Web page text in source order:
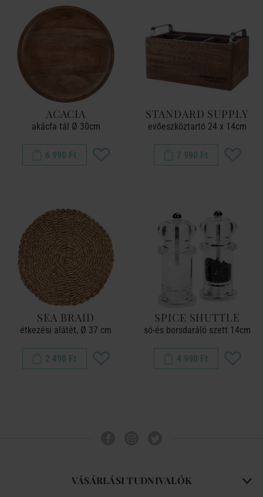
ACACIA
akácfa tál Ø 30cm
6 990 Ft
STANDARD SUPPLY
evőeszköztartó 24 x 14cm
7 990 Ft
SEA BRAID
étkezési alátét, Ø 37 cm
2 490 Ft
SPICE SHUTTLE
só-és borsdaráló szett 14cm
4 990 Ft
VÁSÁRLÁSI TUDNIVALÓK